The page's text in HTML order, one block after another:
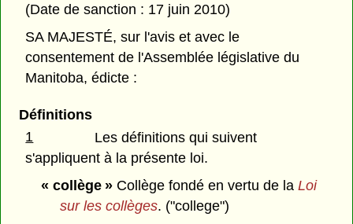
(Date de sanction : 17 juin 2010)
SA MAJESTÉ, sur l'avis et avec le
consentement de l'Assemblée législative du
Manitoba, édicte :
Définitions
1
Les définitions qui suivent
s'appliquent à la présente loi.
« collège » Collège fondé en vertu de la Loi
sur les collèges. ("college")